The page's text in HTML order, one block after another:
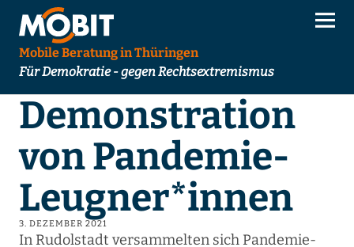
Mobile Beratung in Thüringen
Für Demokratie - gegen Rechtsextremismus
Demonstration
von Pandemie-
Leugner*innen
3. DEZEMBER 2021
In Rudolstadt versammelten sich Pandemie-